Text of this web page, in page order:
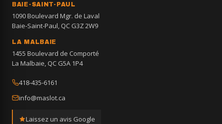
BAIE-SAINT-PAUL
1090 Boulevard Mgr. de Laval
Baie-Saint-Paul, QC G3Z 2W9
LA MALBAIE
1455 Boulevard de Comporté
La Malbaie, QC G5A 1P4
418-435-6161
info@maslot.ca
Laissez un avis Google